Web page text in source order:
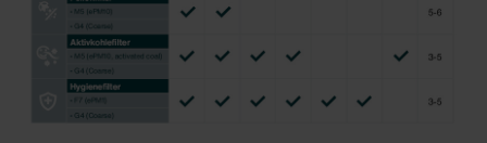
Zehnder Group Nederland bv: Privacyverklaringen
Zehnder Group Sales International: Privacy Policy
Zehnder Group Schweiz AG: Datenschutz
Zehnder Polska Sp. z o.o.: Oświadczenie o ochronie
danych Zehnder